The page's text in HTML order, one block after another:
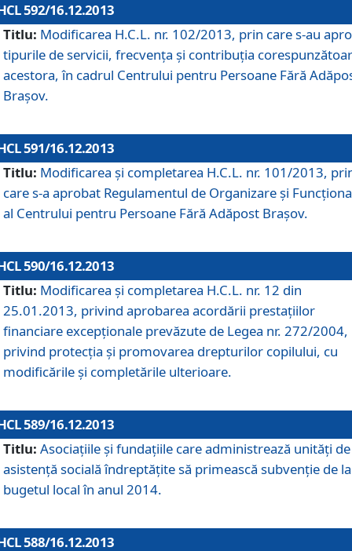
592/16.12.2013
Titlu: Modificarea H.C.L. nr. 102/2013, prin care s-au
tipurile de servicii, frecvenţa şi contribuţia
acestora, în cadrul Centrului pentru Persoane Fără
Braşov.
591/16.12.2013
Titlu: Modificarea şi completarea H.C.L. nr. 101/2013,
care s-a aprobat Regulamentul de Organizare şi
al Centrului pentru Persoane Fără Adăpost Braşov.
590/16.12.2013
Titlu: Modificarea şi completarea H.C.L. nr. 12 din
25.01.2013, privind aprobarea acordării prestaţiilor
financiare excepţionale prevăzute de Legea nr. 272/2004,
privind protecţia şi promovarea drepturilor copilului, cu
modificările şi completările ulterioare.
589/16.12.2013
Titlu: Asociaţiile şi fundaţiile care administrează unităţi de
asistenţă socială îndreptăţite să primească subvenţie de la
bugetul local în anul 2014.
588/16.12.2013